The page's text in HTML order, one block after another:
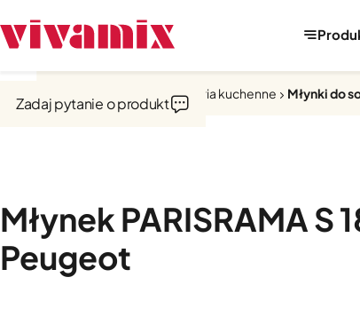
Narzędzia i akcesoria kuchenne Młynki do
Młynek PARISRAMA S
Peugeot
Zadaj pytanie o produkt